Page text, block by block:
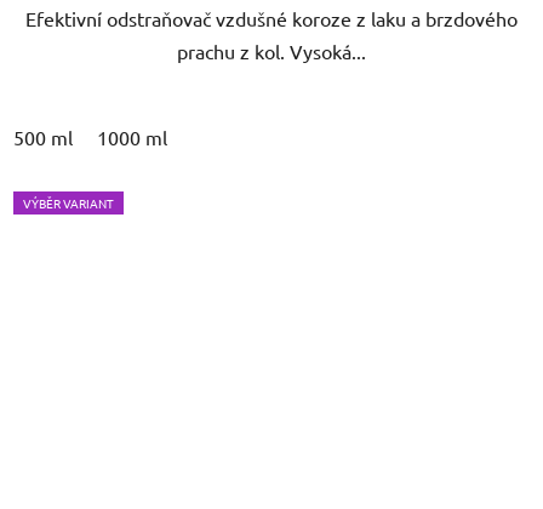
hvězdiček.
Efektivní odstraňovač vzdušné koroze z laku a brzdového
prachu z kol. Vysoká...
500 ml 1000 ml
VÝBĚR VARIANT